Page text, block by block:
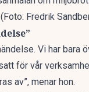
Fredrik
Vi har bara
för vår
av”, menar hon.